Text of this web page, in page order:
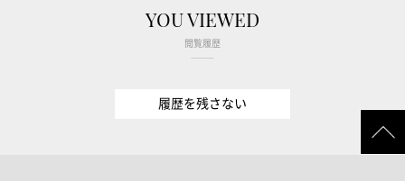
YOU VIEWED
閲覧履歴
履歴を残さない